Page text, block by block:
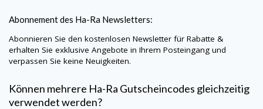
Abonnement des Ha-Ra Newsletters:
Abonnieren Sie den kostenlosen Newsletter für Rabatte &
erhalten Sie exklusive Angebote in Ihrem Posteingang und
verpassen Sie keine Neuigkeiten.
Können mehrere Ha-Ra Gutscheincodes gleichzeitig
verwendet werden?